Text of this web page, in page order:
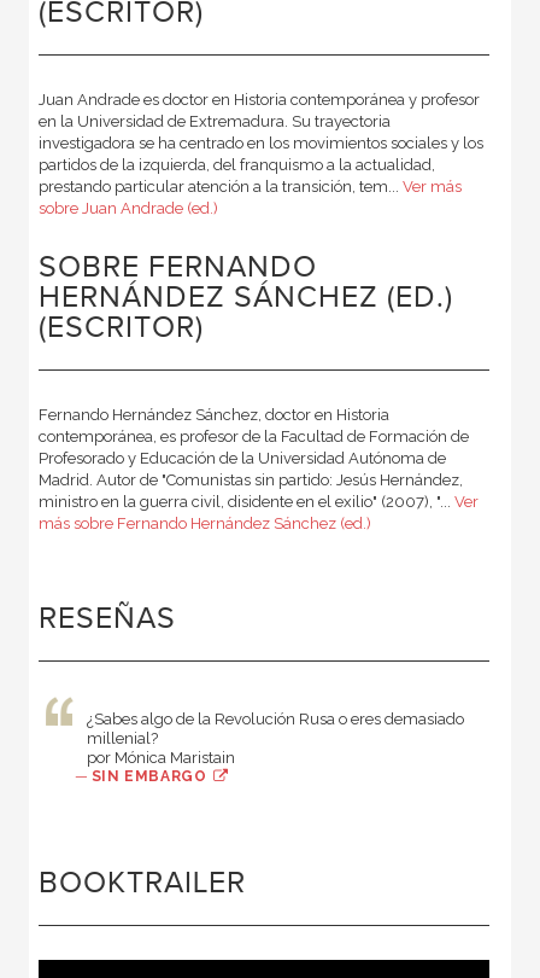
(ESCRITOR)
Juan Andrade es doctor en Historia contemporánea y profesor
en la Universidad de Extremadura. Su trayectoria
investigadora se ha centrado en los movimientos sociales y los
partidos de la izquierda, del franquismo a la actualidad,
prestando particular atención a la transición, tem... Ver más
sobre Juan Andrade (ed.)
SOBRE FERNANDO
HERNÁNDEZ SÁNCHEZ (ED.)
(ESCRITOR)
Fernando Hernández Sánchez, doctor en Historia
contemporánea, es profesor de la Facultad de Formación de
Profesorado y Educación de la Universidad Autónoma de
Madrid. Autor de "Comunistas sin partido: Jesús Hernández,
ministro en la guerra civil, disidente en el exilio" (2007), "... Ver
más sobre Fernando Hernández Sánchez (ed.)
RESEÑAS
¿Sabes algo de la Revolución Rusa o eres demasiado
millenial?
por Mónica Maristain
— SIN EMBARGO
BOOKTRAILER